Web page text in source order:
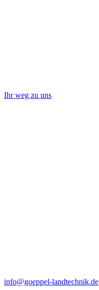
Ihr weg zu uns
info@goeppel-landtechnik.de